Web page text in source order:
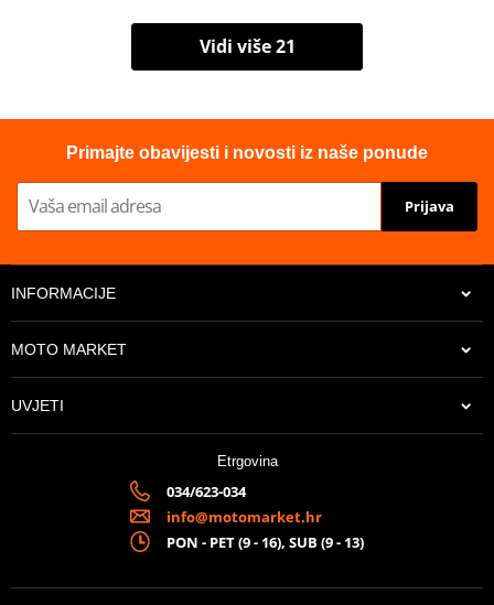
Vidi više 21
Primajte obavijesti i novosti iz naše ponude
Prijava
INFORMACIJE
MOTO MARKET
UVJETI
Etrgovina
034/623-034
info@motomarket.hr
PON - PET (9 - 16), SUB (9 - 13)